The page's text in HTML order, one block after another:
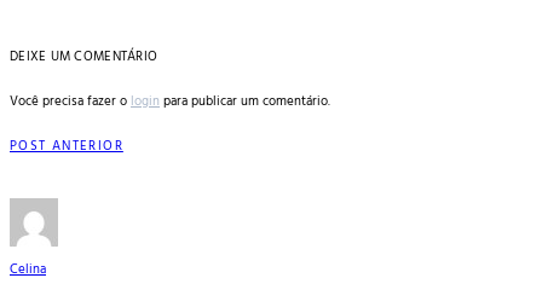
DEIXE UM COMENTÁRIO
Você precisa fazer ologinpara publicar um comentário.
POST ANTERIOR
Celina